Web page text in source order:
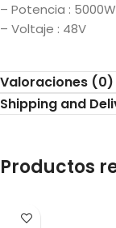
– Potencia : 5000W
– Voltaje : 48V
Valoraciones (0)
Shipping and
Productos